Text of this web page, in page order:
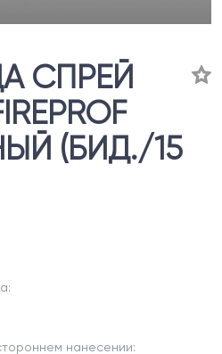
СПРЕЙ
(БИД./15
нанесении: